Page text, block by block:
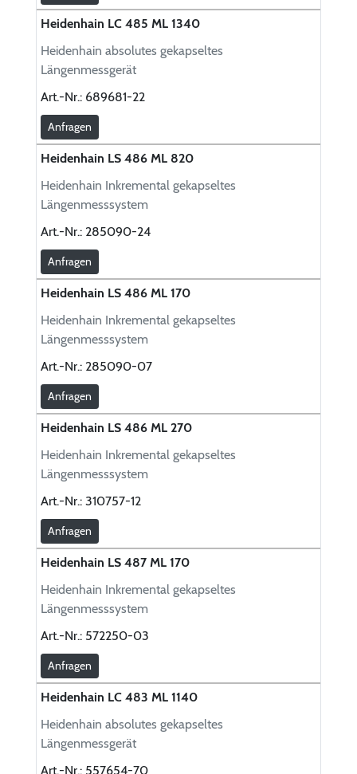
Heidenhain LC 485 ML 1340
Heidenhain absolutes gekapseltes
Längenmessgerät
Art.-Nr.: 689681-22
Anfragen
Heidenhain LS 486 ML 820
Heidenhain Inkremental gekapseltes
Längenmesssystem
Art.-Nr.: 285090-24
Anfragen
Heidenhain LS 486 ML 170
Heidenhain Inkremental gekapseltes
Längenmesssystem
Art.-Nr.: 285090-07
Anfragen
Heidenhain LS 486 ML 270
Heidenhain Inkremental gekapseltes
Längenmesssystem
Art.-Nr.: 310757-12
Anfragen
Heidenhain LS 487 ML 170
Heidenhain Inkremental gekapseltes
Längenmesssystem
Art.-Nr.: 572250-03
Anfragen
Heidenhain LC 483 ML 1140
Heidenhain absolutes gekapseltes
Längenmessgerät
Art.-Nr.: 557654-70